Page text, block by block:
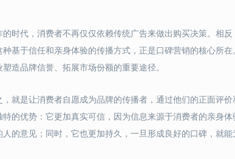
时代，消费者不再仅仅依赖传统广告来做出购买决策。相
基于信任和亲身体验的传播方式，正是口碑营销的核心所
造品牌信誉、拓展市场份额的重要途径。
就是让消费者自愿成为品牌的传播者，通过他们的正面评
的优势：它更加真实可信，因为信息来源于消费者的亲身
的意见；同时，它也更加持久，一旦形成良好的口碑，就能